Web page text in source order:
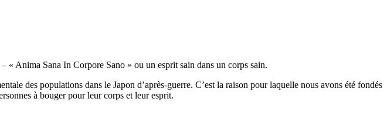
« Anima Sana In Corpore Sano » ou un esprit sain dans un corps sain.
des populations dans le Japon d’après-guerre. C’est la raison pour laquelle nous avons été fondés
à bouger pour leur corps et leur esprit.